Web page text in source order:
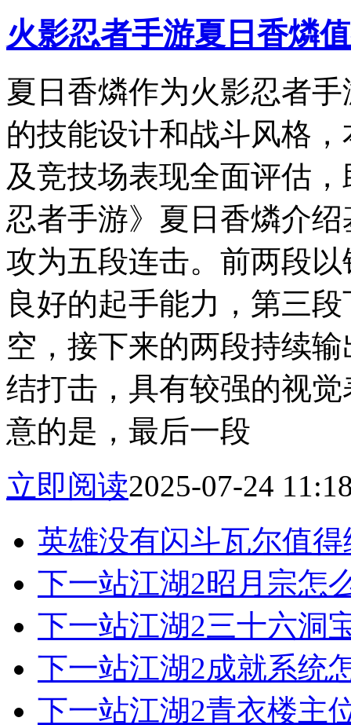
火影忍者手游夏日香燐
夏日香燐作为火影忍者
的技能设计和战斗风格
及竞技场表现全面评估
忍者手游》夏日香燐介
攻为五段连击。前两段
良好的起手能力，第三
空，接下来的两段持续
结打击，具有较强的视
意的是，最后一段
立即阅读2025-07-24
英雄没有闪斗瓦尔值得
下一站江湖2昭月宗怎
下一站江湖2三十六洞
下一站江湖2成就系统
下一站江湖2青衣楼主